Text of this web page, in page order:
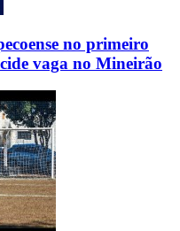
no primeiro
vaga no Mineirão